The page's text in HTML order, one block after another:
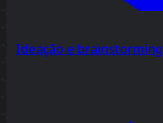
Ideação e brainstorming